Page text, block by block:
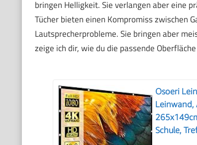
bringen Helligkeit. Sie verlangen aber eine
Tücher bieten einen Kompromiss zwischen
Lautsprecherprobleme. Sie bringen aber
zeige ich dir, wie du die passende
Osoeri
Leinwand,
Schule,